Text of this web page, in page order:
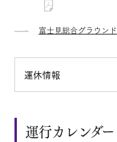
富士見総合グラウン
運休情報
運行カレンダー